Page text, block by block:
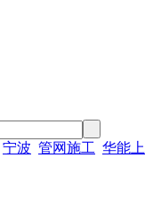
宁波 管网施工 华能